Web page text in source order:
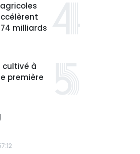
milliards
cultivé à
première